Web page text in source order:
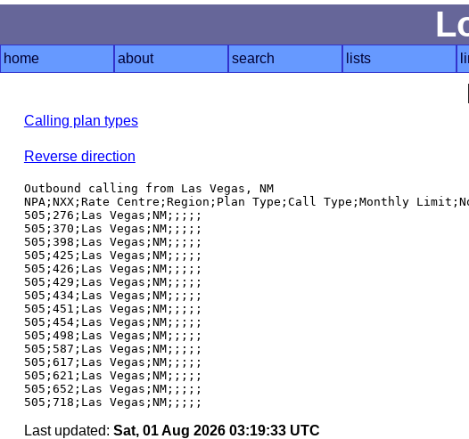
home about search lists
Calling plan types
Reverse direction
Outbound calling from Las Vegas, NM
NPA;NXX;Rate Centre;Region;Plan Type;Call Type;Monthly
505;276;Las Vegas;NM;;;;;
505;370;Las Vegas;NM;;;;;
505;398;Las Vegas;NM;;;;;
505;425;Las Vegas;NM;;;;;
505;426;Las Vegas;NM;;;;;
505;429;Las Vegas;NM;;;;;
505;434;Las Vegas;NM;;;;;
505;451;Las Vegas;NM;;;;;
505;454;Las Vegas;NM;;;;;
505;498;Las Vegas;NM;;;;;
505;587;Las Vegas;NM;;;;;
505;617;Las Vegas;NM;;;;;
505;621;Las Vegas;NM;;;;;
505;652;Las Vegas;NM;;;;;
Last updated: Sat, 01 Aug 2026 03:19:33 UTC